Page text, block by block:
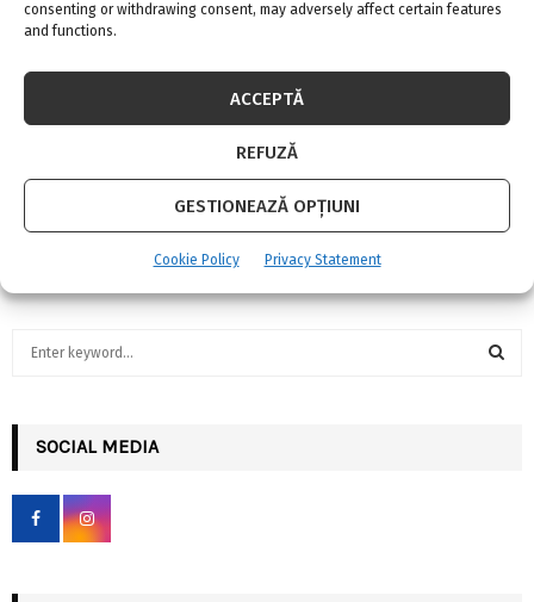
consenting or withdrawing consent, may adversely affect certain features
and functions.
ACCEPTĂ
REFUZĂ
GESTIONEAZĂ OPȚIUNI
Cookie Policy Privacy Statement
Gala Insing Awards– designul romanesc
apreciat la adevarata sa valoare
h
f
r
SOCIAL MEDIA